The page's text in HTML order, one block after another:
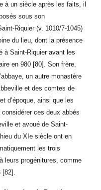
à un siècle après les faits, il
sous son
Riquier (v. 1010/7-1045)
du lieu, dont la présence
à Saint-Riquier avant les
en 980 [80]. Son frère,
un autre monastère
et des comtes de
d’époque, ainsi que les
ces deux abbés
et avoué de Saint-
du XIe siècle ont en
les trois
leurs progénitures, comme
[82].